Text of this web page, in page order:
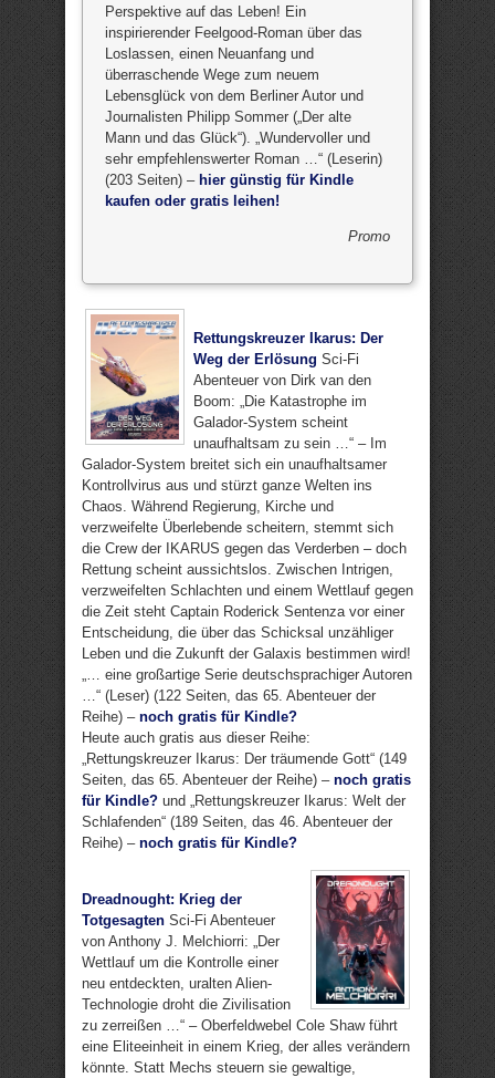
Perspektive auf das Leben! Ein
inspirierender Feelgood-Roman über das
Loslassen, einen Neuanfang und
überraschende Wege zum neuem
Lebensglück von dem Berliner Autor und
Journalisten Philipp Sommer („Der alte
Mann und das Glück“). „Wundervoller und
sehr empfehlenswerter Roman …“ (Leserin)
(203 Seiten) – hier günstig für Kindle
kaufen oder gratis leihen!
Promo
Rettungskreuzer Ikarus: Der
Weg der Erlösung Sci-Fi
Abenteuer von Dirk van den
Boom: „Die Katastrophe im
Galador-System scheint
unaufhaltsam zu sein …“ – Im
Galador-System breitet sich ein unaufhaltsamer
Kontrollvirus aus und stürzt ganze Welten ins
Chaos. Während Regierung, Kirche und
verzweifelte Überlebende scheitern, stemmt sich
die Crew der IKARUS gegen das Verderben – doch
Rettung scheint aussichtslos. Zwischen Intrigen,
verzweifelten Schlachten und einem Wettlauf gegen
die Zeit steht Captain Roderick Sentenza vor einer
Entscheidung, die über das Schicksal unzähliger
Leben und die Zukunft der Galaxis bestimmen wird!
„… eine großartige Serie deutschsprachiger Autoren
…“ (Leser) (122 Seiten, das 65. Abenteuer der
Reihe) – noch gratis für Kindle?
Heute auch gratis aus dieser Reihe:
„Rettungskreuzer Ikarus: Der träumende Gott“ (149
Seiten, das 65. Abenteuer der Reihe) – noch gratis
für Kindle? und „Rettungskreuzer Ikarus: Welt der
Schlafenden“ (189 Seiten, das 46. Abenteuer der
Reihe) – noch gratis für Kindle?
Dreadnought: Krieg der
Totgesagten Sci-Fi Abenteuer
von Anthony J. Melchiorri: „Der
Wettlauf um die Kontrolle einer
neu entdeckten, uralten Alien-
Technologie droht die Zivilisation
zu zerreißen …“ – Oberfeldwebel Cole Shaw führt
eine Eliteeinheit in einem Krieg, der alles verändern
könnte. Statt Mechs steuern sie gewaltige,